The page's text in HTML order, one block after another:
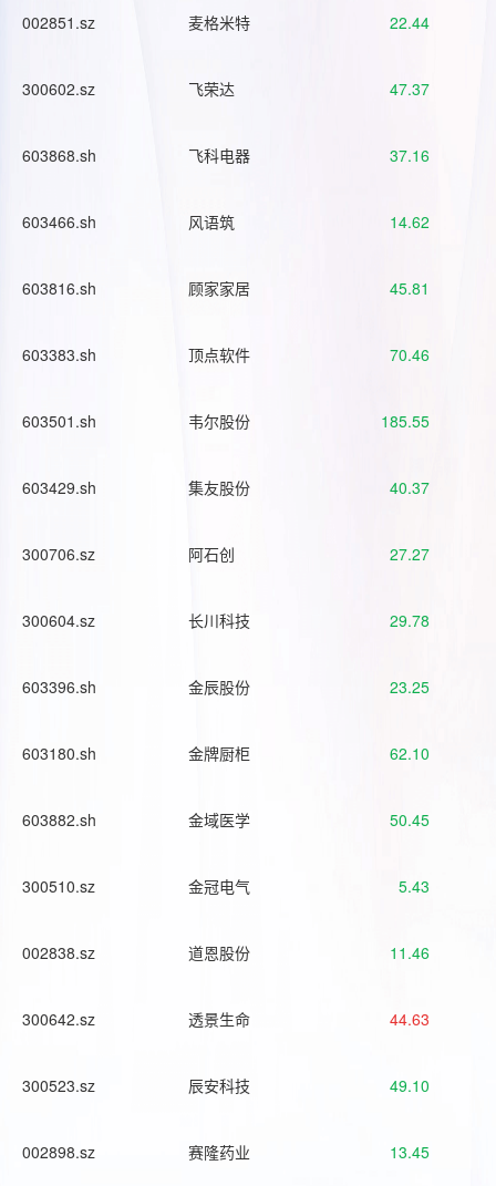
002851.sz 麦格米特 22.44
300602.sz 飞荣达 47.37
603868.sh 飞科电器 37.16
603466.sh 风语筑 14.62
603816.sh 顾家家居 45.81
603383.sh 顶点软件 70.46
603501.sh 韦尔股份 185.55
603429.sh 集友股份 40.37
300706.sz 阿石创 27.27
300604.sz 长川科技 29.78
603396.sh 金辰股份 23.25
603180.sh 金牌厨柜 62.10
603882.sh 金域医学 50.45
300510.sz 金冠电气 5.43
002838.sz 道恩股份 11.46
300642.sz 透景生命 44.63
300523.sz 辰安科技 49.10
002898.sz 赛隆药业 13.45